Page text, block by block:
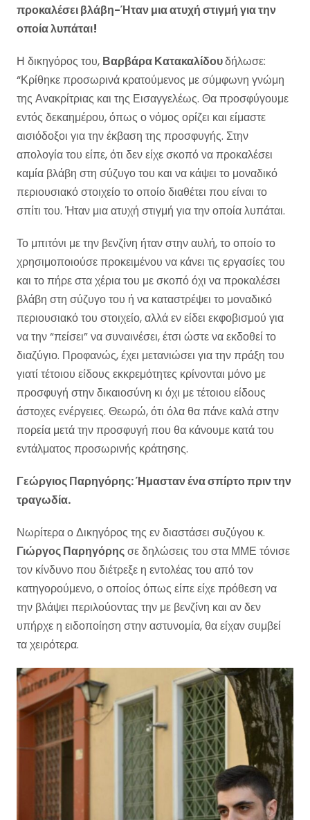
προκαλέσει βλάβη-Ήταν μια ατυχή στιγμή για την
οποία λυπάται!
Η δικηγόρος του, Βαρβάρα Κατακαλίδουδήλωσε:
“Κρίθηκε προσωρινά κρατούμενος με σύμφωνη γνώμη
της Ανακρίτριας και της Εισαγγελέως. Θα προσφύγουμε
εντός δεκαημέρου, όπως ο νόμος ορίζει και είμαστε
αισιόδοξοι για την έκβαση της προσφυγής. Στην
απολογία του είπε, ότι δεν είχε σκοπό να προκαλέσει
καμία βλάβη στη σύζυγο του και να κάψει το μοναδικό
περιουσιακό στοιχείο το οποίο διαθέτει που είναι το
σπίτι του. Ήταν μια ατυχή στιγμή για την οποία λυπάται.
Το μπιτόνι με την βενζίνη ήταν στην αυλή, το οποίο το
χρησιμοποιούσε προκειμένου να κάνει τις εργασίες του
και το πήρε στα χέρια του με σκοπό όχι να προκαλέσει
βλάβη στη σύζυγο του ή να καταστρέψει το μοναδικό
περιουσιακό του στοιχείο, αλλά εν είδει εκφοβισμού για
να την “πείσει” να συναινέσει, έτσι ώστε να εκδοθεί το
διαζύγιο. Προφανώς, έχει μετανιώσει για την πράξη του
γιατί τέτοιου είδους εκκρεμότητες κρίνονται μόνο με
προσφυγή στην δικαιοσύνη κι όχι με τέτοιου είδους
άστοχες ενέργειες. Θεωρώ, ότι όλα θα πάνε καλά στην
πορεία μετά την προσφυγή που θα κάνουμε κατά του
εντάλματος προσωρινής κράτησης.
Γεώργιος Παρηγόρης: Ήμασταν ένα σπίρτο πριν την
τραγωδία.
Νωρίτερα ο Δικηγόρος της εν διαστάσει συζύγου κ.
Γιώργος Παρηγόρηςσε δηλώσεις του στα ΜΜΕ τόνισε
τον κίνδυνο που διέτρεξε η εντολέας του από τον
κατηγορούμενο, ο οποίος όπως είπε είχε πρόθεση να
την βλάψει περιλούοντας την με βενζίνη και αν δεν
υπήρχε η ειδοποίηση στην αστυνομία, θα είχαν συμβεί
τα χειρότερα.